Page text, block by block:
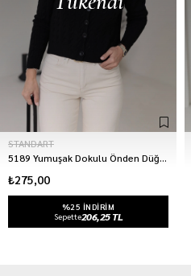
STANDART
5189 Yumuşak Dokulu Önden Düğmeli Hırka SİYAH
₺275,00
%25 INDIRIM
Sepette206,25 TL